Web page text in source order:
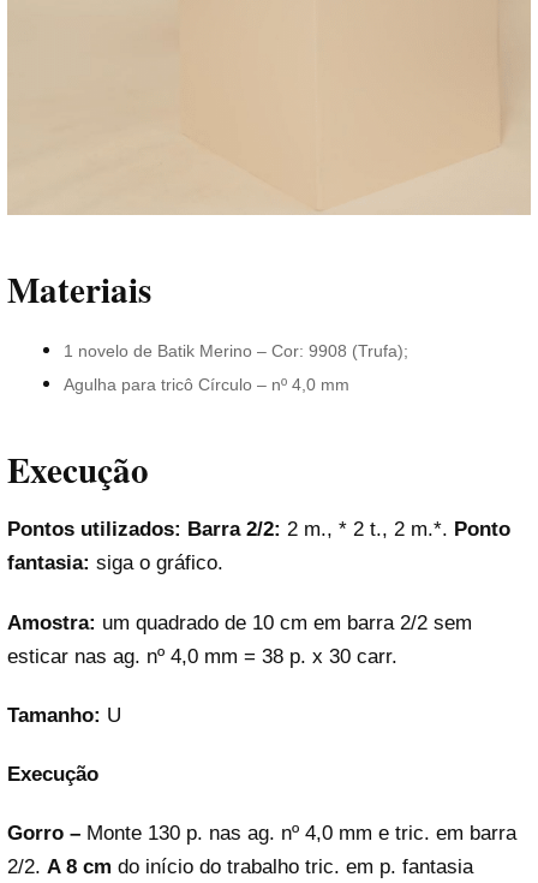
Materiais
1 novelo de Batik Merino – Cor: 9908 (Trufa);
Agulha para tricô Círculo – nº 4,0 mm
Execução
Pontos utilizados: Barra 2/2: 2 m., * 2 t., 2 m.*. Ponto
fantasia: siga o gráfico.
Amostra: um quadrado de 10 cm em barra 2/2 sem
esticar nas ag. nº 4,0 mm = 38 p. x 30 carr.
Tamanho: U
Execução
Gorro – Monte 130 p. nas ag. nº 4,0 mm e tric. em barra
2/2. A 8 cm do início do trabalho tric. em p. fantasia